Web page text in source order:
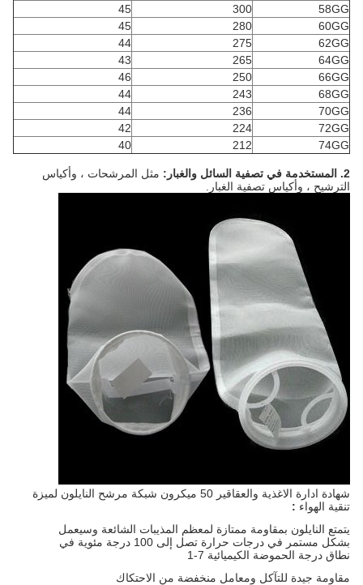
58GG
300
45
60GG
280
45
62GG
275
44
64GG
265
43
66GG
250
46
68GG
243
44
70GG
236
44
72GG
224
42
74GG
212
40
2. المستخدمة في تصفية السائل والغبار: مثل المرشحات ، وأكياس
الترشيح ، وأكياس تصفية الغبار.
شهادة ادارة الاغذية والعقاقير 50 ​​ميكرون شبكة مرشح النايلون لميزة
تنقية الهواء:
يتمتع النايلون بمقاومة ممتازة لمعظم المذيبات الشائعة وسيعمل
بشكل مستمر في درجات حرارة تصل إلى 100 درجة مئوية في
نطاق درجة الحموضة الكيميائية 7-1
مقاومة جيدة للتآكل ومعامل منخفضة من الاحتكاك